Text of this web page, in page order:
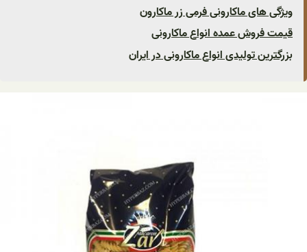
ویژگی های ماکارونی فرمی زر ماکارون
قیمت فروش عمده انواع ماکارونی
بزرگترین تولیدی انواع ماکارونی در ایران